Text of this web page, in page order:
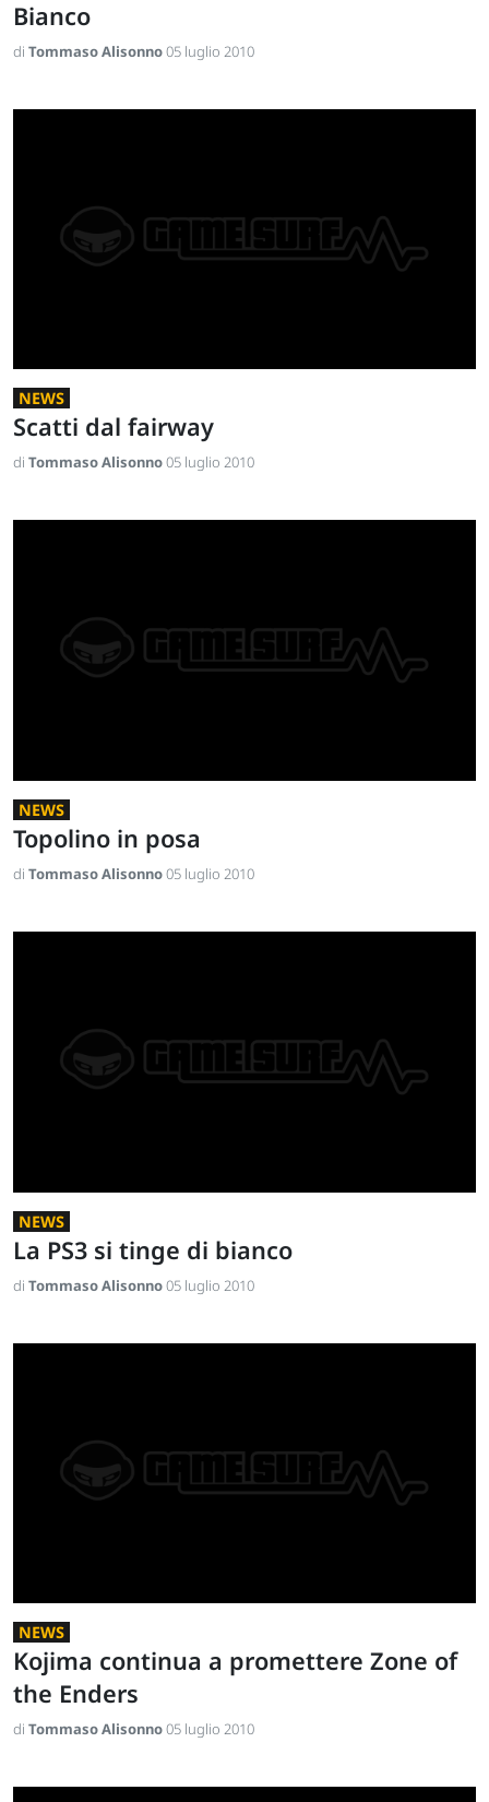
Bianco
di Tommaso Alisonno05 luglio 2010
NEWS
Scatti dal fairway
di Tommaso Alisonno05 luglio 2010
NEWS
Topolino in posa
di Tommaso Alisonno05 luglio 2010
NEWS
La PS3 si tinge di bianco
di Tommaso Alisonno05 luglio 2010
NEWS
Kojima continua a promettere Zone of
the Enders
di Tommaso Alisonno05 luglio 2010